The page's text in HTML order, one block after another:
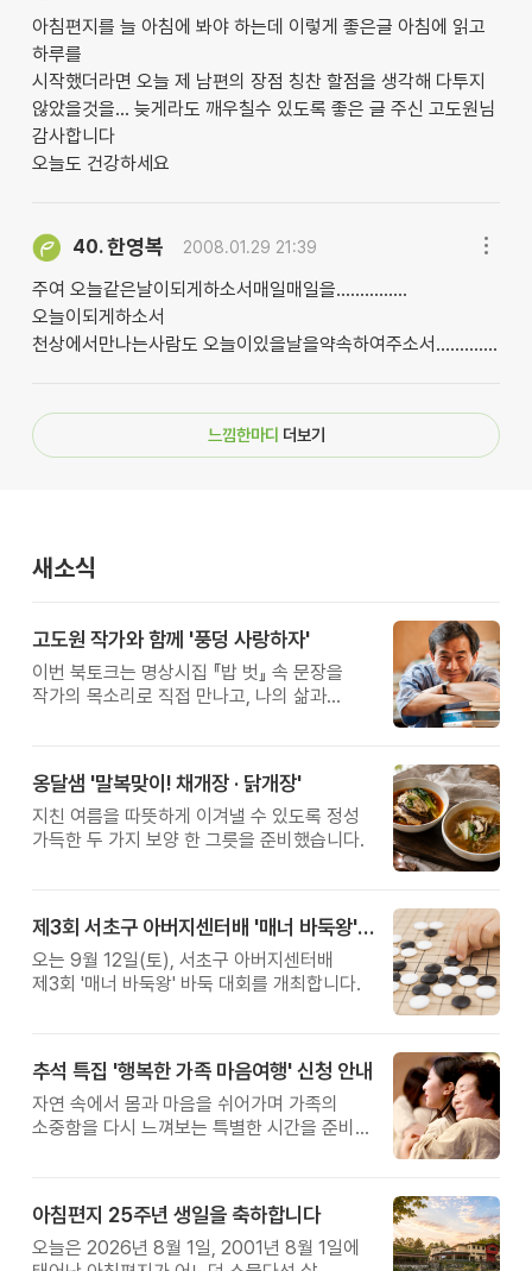
아침편지를 늘 아침에 봐야 하는데 이렇게 좋은글 아침에 읽고
하루를
시작했더라면 오늘 제 남편의 장점 칭찬 할점을 생각해 다투지
않았을것을... 늦게라도 깨우칠수 있도록 좋은 글 주신 고도원님
감사합니다
오늘도 건강하세요
40.한영복 2008.01.29 21:39
주여 오늘같은날이되게하소서매일매일을...............
오늘이되게하소서
천상에서만나는사람도 오늘이있을날을약속하여주소서.............
느낌한마디 더보기
새소식
고도원 작가와 함께 '풍덩 사랑하자'
이번 북토크는 명상시집 『밥 벗』 속 문장을
작가의 목소리로 직접 만나고, 나의 삶과
옹달샘 '말복맞이! 채개장 · 닭개장'
지친 여름을 따뜻하게 이겨낼 수 있도록 정성
가득한 두 가지 보양 한 그릇을 준비했습니다.
제3회 서초구 아버지센터배 '매너 바둑왕' 대회
오는 9월 12일(토), 서초구 아버지센터배
제3회 '매너 바둑왕' 바둑 대회를 개최합니다.
추석 특집 '행복한 가족 마음여행' 신청 안내
자연 속에서 몸과 마음을 쉬어가며 가족의
소중함을 다시 느껴보는 특별한 시간을 준비해
아침편지 25주년 생일을 축하합니다
오늘은 2026년 8월 1일, 2001년 8월 1일에